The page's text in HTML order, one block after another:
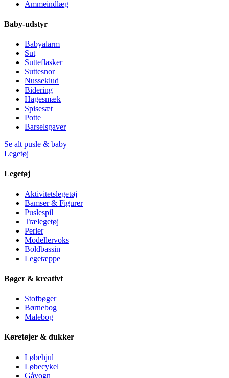
Ammeindlæg
Baby-udstyr
Babyalarm
Sut
Sutteflasker
Suttesnor
Nusseklud
Bidering
Hagesmæk
Spisesæt
Potte
Barselsgaver
Se alt pusle & baby
Legetøj
Legetøj
Aktivitetslegetøj
Bamser & Figurer
Puslespil
Trælegetøj
Perler
Modellervoks
Boldbassin
Legetæppe
Bøger & kreativt
Stofbøger
Børnebog
Malebog
Køretøjer & dukker
Løbehjul
Løbecykel
Gåvogn